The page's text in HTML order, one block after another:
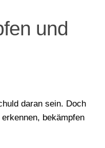
und
daran sein. Doch
bekämpfen